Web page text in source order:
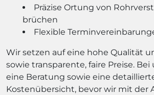
Präzise Ortung von
brüchen
Flexible
Wir setzen auf eine hohe Qualität
sowie transparente, faire Preise. Bei
eine Beratung sowie eine
Kostenübersicht, bevor wir mit der